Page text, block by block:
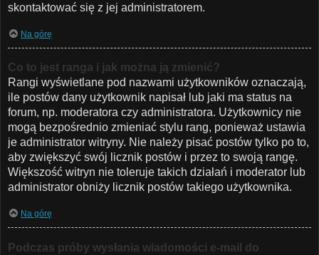
skontaktować się z jej administratorem.
Na górę
Co to jest ranga i jak można ją zmienić?
Rangi wyświetlane pod nazwami użytkowników oznaczają,
ile postów dany użytkownik napisał lub jaki ma status na
forum, np. moderatora czy administratora. Użytkownicy nie
mogą bezpośrednio zmieniać stylu rang, ponieważ ustawia
je administrator witryny. Nie należy pisać postów tylko po to,
aby zwiększyć swój licznik postów i przez to swoją rangę.
Większość witryn nie toleruje takich działań i moderator lub
administrator obniży licznik postów takiego użytkownika.
Na górę
Podczas próby wysłania wiadomości e-mail do